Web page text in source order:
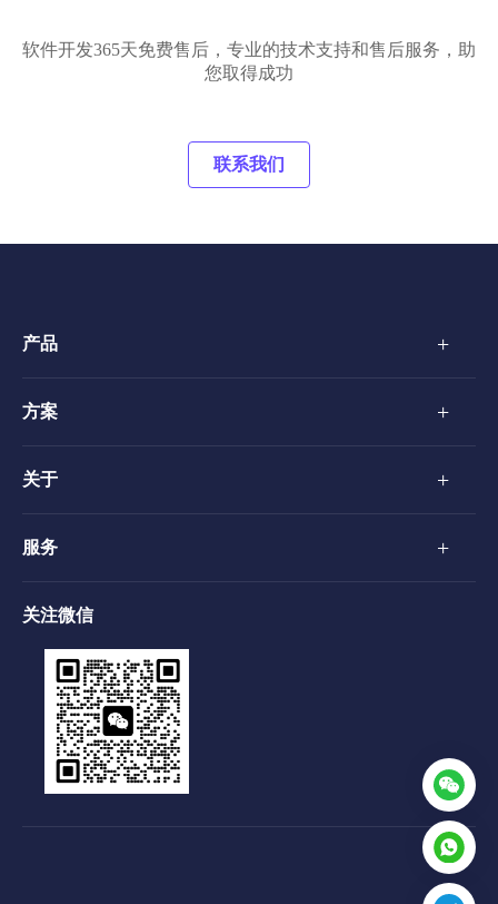
软件开发365天免费售后，专业的技术支持和售后服务，助
您取得成功
联系我们
产品 +
方案 +
关于 +
服务 +
关注微信